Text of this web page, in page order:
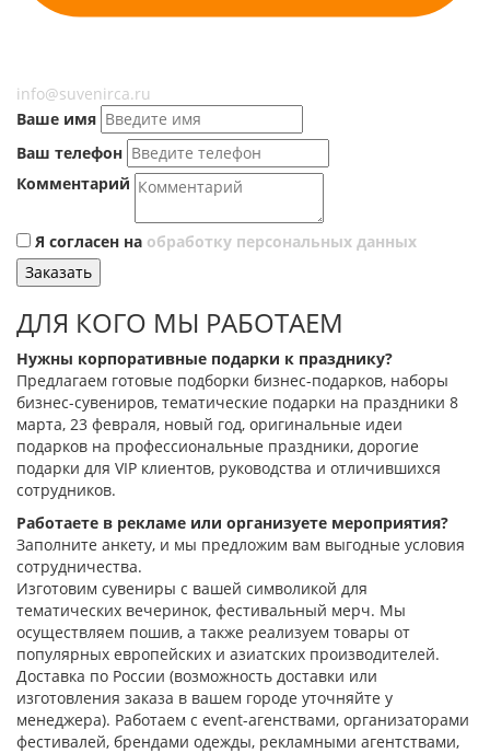
info@suvenirca.ru
Ваше имя
Ваш телефон
Комментарий
Я согласен на обработку персональных данных
Заказать
ДЛЯ КОГО МЫ РАБОТАЕМ
Нужны корпоративные подарки к празднику?
Предлагаем готовые подборки бизнес-подарков, наборы
бизнес-сувениров, тематические подарки на праздники 8
марта, 23 февраля, новый год, оригинальные идеи
подарков на профессиональные праздники, дорогие
подарки для VIP клиентов, руководства и отличившихся
сотрудников.
Работаете в рекламе или организуете мероприятия?
Заполните анкету, и мы предложим вам выгодные условия
сотрудничества.
Изготовим сувениры с вашей символикой для
тематических вечеринок, фестивальный мерч. Мы
осуществляем пошив, а также реализуем товары от
популярных европейских и азиатских производителей.
Доставка по России (возможность доставки или
изготовления заказа в вашем городе уточняйте у
менеджера). Работаем с event-агенствами, организаторами
фестивалей, брендами одежды, рекламными агентствами,